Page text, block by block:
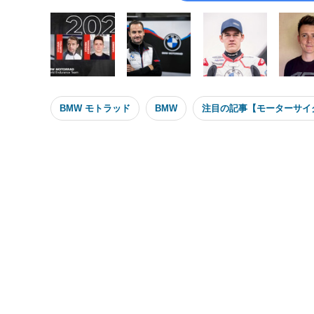
BMW モトラッド BMW 注目の記事【モーターサイ